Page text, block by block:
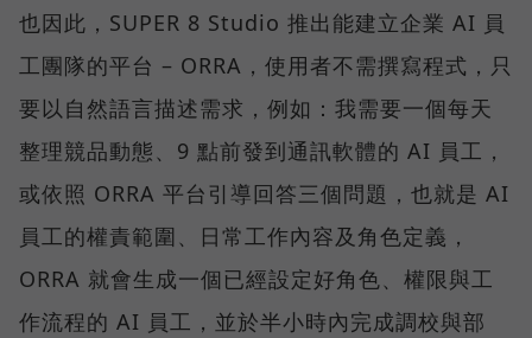
也因此，SUPER 8 Studio 推出能建立企業 AI 員
工團隊的平台 – ORRA，使用者不需撰寫程式，只
要以自然語言描述需求，例如：我需要一個每天
整理競品動態、9 點前發到通訊軟體的 AI 員工，
或依照 ORRA 平台引導回答三個問題，也就是 AI
員工的權責範圍、日常工作內容及角色定義，
ORRA 就會生成一個已經設定好角色、權限與工
作流程的 AI 員工，並於半小時內完成調校與部